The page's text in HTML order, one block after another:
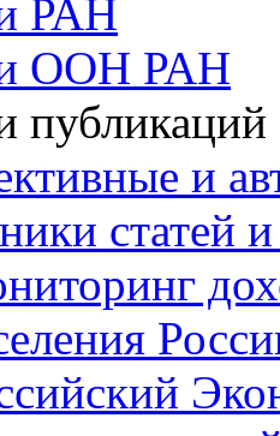
РАН
ООН РАН
публикаций
и
статей